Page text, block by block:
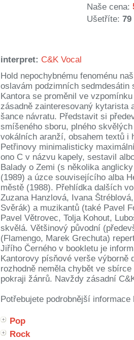
Naše cena:
Ušetříte: 79
interpret: C&K Vocal
Hold nepochybnému fenoménu
oslavám podzimních
Kantora se proměnil ve
zásadně zainteresovaný kytarista
šance návratu. Představit si
smíšeného sboru, plného
vokálních aranží, obsahem textů i
Petřinovy minimalisticky
ono C v názvu kapely, sestavil
Balady o Zemi (s několika
(1989) a úzce souvisejícího alba
městě (1988). Přehlídka dalších
Zuzana Hanzlová, Ivana
Svěrák) a muzikantů (také Pavel
Pavel Větrovec, Tolja Kohout,
skvělá. Většinový původní
(Flamengo, Marek Grechuta)
Jiřího Černého v bookletu je
Kantorovy písňové verše výborně
rozhodně neměla chybět ve
pokraji žánrů. Navždy zásadní
Potřebujete podrobnější
Pop
Rock